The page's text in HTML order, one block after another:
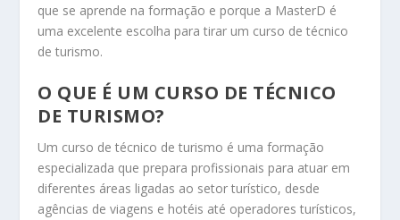
que se aprende na formação e porque a MasterD é
uma excelente escolha para tirar um curso de técnico
de turismo.
O QUE É UM CURSO DE TÉCNICO
DE TURISMO?
Um curso de técnico de turismo é uma formação
especializada que prepara profissionais para atuar em
diferentes áreas ligadas ao setor turístico, desde
agências de viagens e hotéis até operadores turísticos,